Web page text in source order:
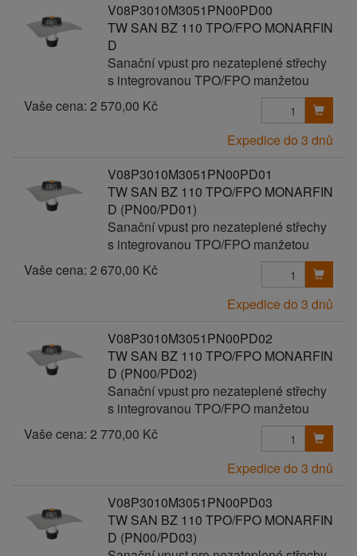
V08P3010M3051PN00PD00
TW SAN BZ 110 TPO/FPO MONARFIN
D
Sanační vpust pro nezateplené střechy
s integrovanou TPO/FPO manžetou
Vaše cena: 2 570,00 Kč
Expedice do 3 dnů
V08P3010M3051PN00PD01
TW SAN BZ 110 TPO/FPO MONARFIN
D (PN00/PD01)
Sanační vpust pro nezateplené střechy
s integrovanou TPO/FPO manžetou
Vaše cena: 2 670,00 Kč
Expedice do 3 dnů
V08P3010M3051PN00PD02
TW SAN BZ 110 TPO/FPO MONARFIN
D (PN00/PD02)
Sanační vpust pro nezateplené střechy
s integrovanou TPO/FPO manžetou
Vaše cena: 2 770,00 Kč
Expedice do 3 dnů
V08P3010M3051PN00PD03
TW SAN BZ 110 TPO/FPO MONARFIN
D (PN00/PD03)